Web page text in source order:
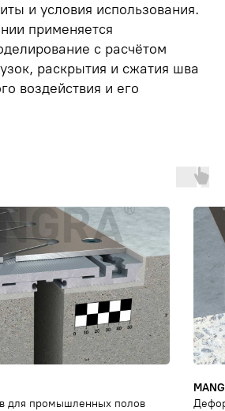
и условия использования.
применяется
с расчётом
раскрытия и сжатия шва
воздействия и его
для промышленных полов